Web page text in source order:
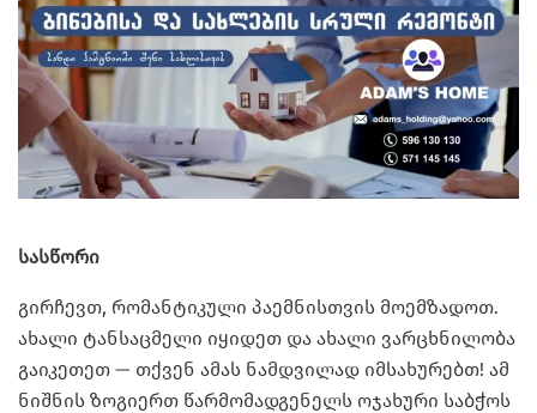
სასწორი
გირჩევთ, რომანტიკული პაემნისთვის მოემზადოთ.
ახალი ტანსაცმელი იყიდეთ და ახალი ვარცხნილობა
გაიკეთეთ — თქვენ ამას ნამდვილად იმსახურებთ! ამ
ნიშნის ზოგიერთ წარმომადგენელს ოჯახური საბჭოს